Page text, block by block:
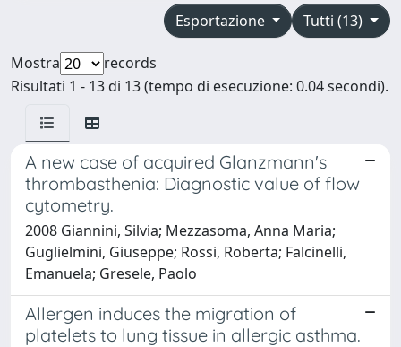
Tutti (13)
Esportazione
Mostra
records
Risultati 1 - 13 di 13 (tempo di esecuzione: 0.04 secondi).
A new case of acquired Glanzmann's
thrombasthenia: Diagnostic value of flow
cytometry.
2008 Giannini, Silvia; Mezzasoma, Anna Maria;
Guglielmini, Giuseppe; Rossi, Roberta; Falcinelli,
Emanuela; Gresele, Paolo
Allergen induces the migration of
platelets to lung tissue in allergic asthma.